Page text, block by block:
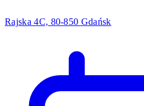
Rajska 4C, 80-850 Gdańsk